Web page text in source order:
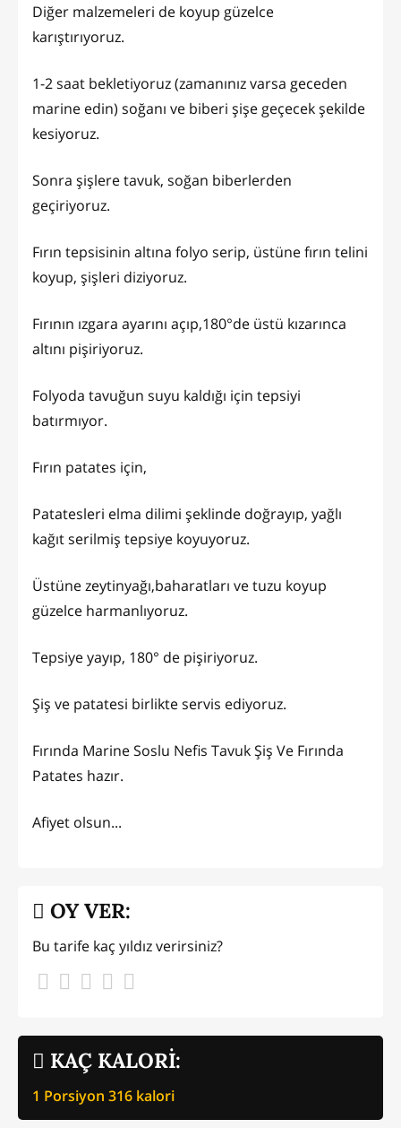
Diğer malzemeleri de koyup güzelce
karıştırıyoruz.
1-2 saat bekletiyoruz (zamanınız varsa geceden
marine edin) soğanı ve biberi şişe geçecek şekilde
kesiyoruz.
Sonra şişlere tavuk, soğan biberlerden
geçiriyoruz.
Fırın tepsisinin altına folyo serip, üstüne fırın telini
koyup, şişleri diziyoruz.
Fırının ızgara ayarını açıp,180°de üstü kızarınca
altını pişiriyoruz.
Folyoda tavuğun suyu kaldığı için tepsiyi
batırmıyor.
Fırın patates için,
Patatesleri elma dilimi şeklinde doğrayıp, yağlı
kağıt serilmiş tepsiye koyuyoruz.
Üstüne zeytinyağı,baharatları ve tuzu koyup
güzelce harmanlıyoruz.
Tepsiye yayıp, 180° de pişiriyoruz.
Şiş ve patatesi birlikte servis ediyoruz.
Fırında Marine Soslu Nefis Tavuk Şiş Ve Fırında
Patates hazır.
Afiyet olsun...
KAÇ KALORİ:
1 Porsiyon 316 kalori
OY VER:
Bu tarife kaç yıldız verirsiniz?